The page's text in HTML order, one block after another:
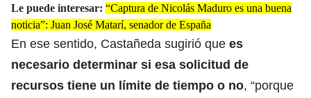
Le puede interesar: “Captura de Nicolás Maduro es una buena
noticia”: Juan José Matarí, senador de España
En ese sentido, Castañeda sugirió que es
necesario determinar si esa solicitud de
recursos tiene un límite de tiempo o no, “porque